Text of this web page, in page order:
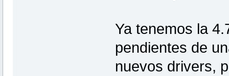
Ya tenemos la
pendientes de
nuevos drivers,